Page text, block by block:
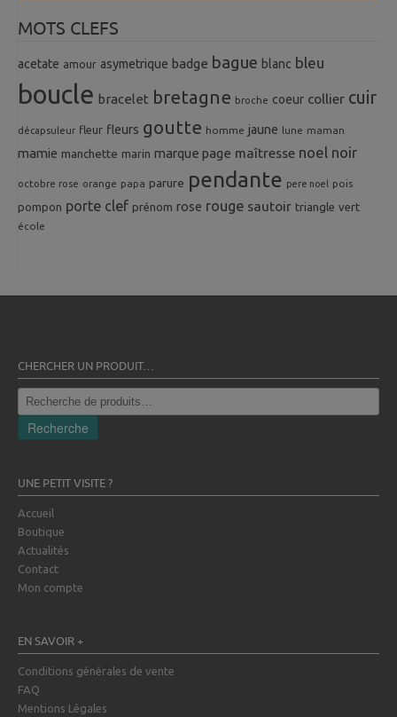
MOTS CLEFS
acetate amour asymetrique badge bague blanc bleu
boucle bracelet bretagne broche coeur collier cuir
décapsuleur fleur fleurs goutte homme jaune lune maman
mamie manchette marin marque page maîtresse noel noir
octobre rose orange papa parure pendante pere noel pois
pompon porte clef prénom rose rouge sautoir triangle vert
école
CHERCHER UN PRODUIT…
Recherche
pour :
Recherche
UNE PETIT VISITE ?
Accueil
Boutique
Actualités
Contact
Mon compte
EN SAVOIR +
Conditions générales de vente
FAQ
Mentions Légales